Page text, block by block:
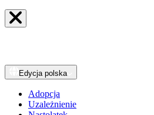
Edycja polska
Adopcja
Uzależnienie